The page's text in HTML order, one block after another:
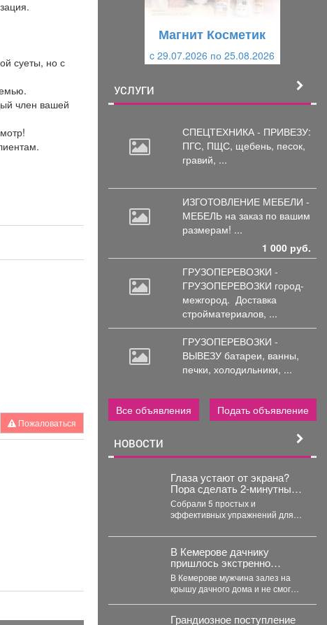
суеты, но с
член вашей
Пожаловаться
Магнит Косметик
c 29.07.2026 по 25.08.2026
УСЛУГИ
СПЕЦТЕХНИКА - ПРИВЕЗУ:
ПГС, ПЩС, щебень, песок,
гравий, ...
ИЗГОТОВЛЕНИЕ МЕБЕЛИ -
МЕБЕЛЬ на заказ по вашим
размерам! ...
1 000 руб.
ГРУЗОПЕРЕВОЗКИ -
ГРУЗОПЕРЕВОЗКИ город-
межгород. Доставка
стройматериалов, ...
ГРУЗОПЕРЕВОЗКИ -
ВЫВЕЗУ батареи, ванны,
печки, холодильники, ...
Все объявления Подать объявление
НОВОСТИ
Глаза устают от экрана?
Пора сделать 2-минутный
перерыв!
Собрали 5 простых и
эффективных упражнений для
Они займут буквально пару
минут....
В Кемерове дачнику
пришлось экстренно
вызывать спасателей
после работ на участке
В Кемерове мужчина залез на
крышу дачного дома и не смог
Грандиозное поступление